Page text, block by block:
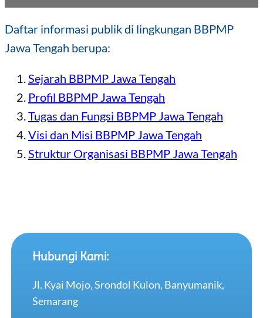
Daftar informasi publik di lingkungan BBPMP
Jawa Tengah berupa:
Sejarah BBPMP Jawa Tengah
Profil BBPMP Jawa Tengah
Tugas dan Fungsi BBPMP Jawa Tengah
Visi dan Misi BBPMP Jawa Tengah
Struktur Organisasi BBPMP Jawa Tengah
Hubungi Kami:
Jl. Kyai Mojo, Srondol Kulon, Banyumanik,
Semarang